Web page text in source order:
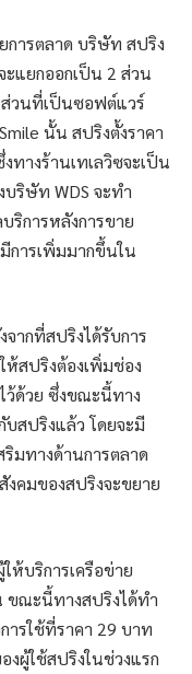
การตลาด บริษัท สปริง
ะแยกออกเป็น 2 ส่วน
วนที่เป็นซอฟต์แวร์
นั้น สปริงตั้งราคา
างร้านเทเลวิซจะเป็น
ริษัท WDS จะทำ
การหลังการขาย
การเพิ่มมากขึ้นใน
ากที่สปริงได้รับการ
ห้สปริงต้องเพิ่มช่อง
ว้ด้วย ซึ่งขณะนี้ทาง
สปริงแล้ว โดยจะมี
มทางด้านการตลาด
งคมของสปริงจะขยาย
ห้บริการเครือข่าย
ขณะนี้ทางสปริงได้ทำ
ารใช้ที่ราคา 29 บาท
ผู้ใช้สปริงในช่วงแรก